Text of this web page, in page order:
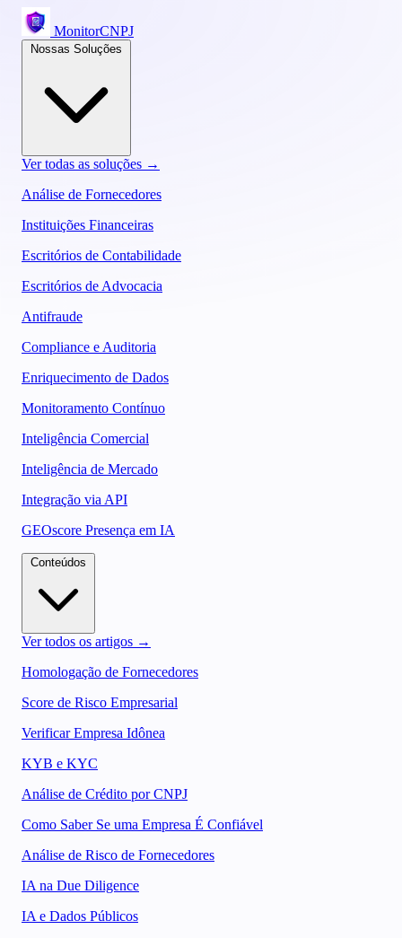
MonitorCNPJ
Ver todas as soluções →
Análise de Fornecedores
Instituições Financeiras
Escritórios de Contabilidade
Escritórios de Advocacia
Antifraude
Compliance e Auditoria
Enriquecimento de Dados
Monitoramento Contínuo
Inteligência Comercial
Inteligência de Mercado
Integração via API
GEOscore Presença em IA
Ver todos os artigos →
Homologação de Fornecedores
Score de Risco Empresarial
Verificar Empresa Idônea
KYB e KYC
Análise de Crédito por CNPJ
Como Saber Se uma Empresa É Confiável
Análise de Risco de Fornecedores
IA na Due Diligence
IA e Dados Públicos